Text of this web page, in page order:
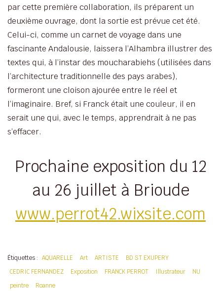
par cette première collaboration, ils préparent un
deuxième ouvrage, dont la sortie est prévue cet été.
Celui-ci, comme un carnet de voyage dans une
fascinante Andalousie, laissera l’Alhambra illustrer des
textes qui, à l’instar des moucharabiehs (utilisées dans
l’architecture traditionnelle des pays arabes),
formeront une cloison ajourée entre le réel et
l’imaginaire. Bref, si Franck était une couleur, il en
serait une qui, avec le temps, apprendrait à ne pas
s’effacer.
Prochaine exposition du 12
au 26 juillet à Brioude
www.perrot42.wixsite.com
Étiquettes : AQUARELLE Art ARTISTE
BD ST EXUPERY
CEDRIC FERNANDEZ
Exposition FRANCK PERROT Illustrateur
NU
peintre
Roanne